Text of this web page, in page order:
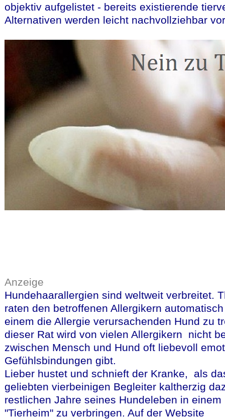
objektiv aufgelistet - bereits existierende
Alternativen werden leicht nachvollziehbar
Anzeige
Hundehaarallergien sind weltweit verbreitet.
raten den betroffenen Allergikern
einem die Allergie verursachenden Hund zu
dieser Rat wird von vielen Allergikern nicht
zwischen Mensch und Hund oft liebevoll
Gefühlsbindungen gibt.
Lieber hustet und schnieft der Kranke, als
geliebten vierbeinigen Begleiter kaltherzig
restlichen Jahre seines Hundeleben in
"Tierheim" zu verbringen. Auf der Website